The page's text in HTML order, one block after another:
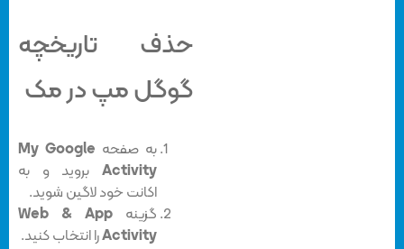
حذف تاریخچه
گوگل مپ در مک
به صفحهMy Google
Activityبروید و به
اکانت خود لاگین شوید.
گزینه Web & App
Activityرا انتخاب کنید.